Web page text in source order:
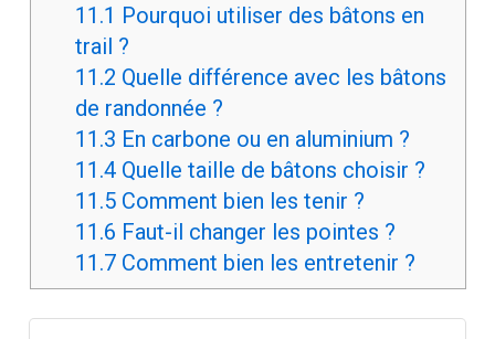
11.1 Pourquoi utiliser des bâtons en
trail ?
11.2 Quelle différence avec les bâtons
de randonnée ?
11.3 En carbone ou en aluminium ?
11.4Quelle taille de bâtons choisir ?
11.5Comment bien les tenir ?
11.6 Faut-il changer les pointes ?
11.7Comment bien les entretenir ?